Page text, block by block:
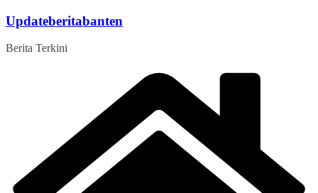
Skip
content
Updateberitabanten
Berita Terkini